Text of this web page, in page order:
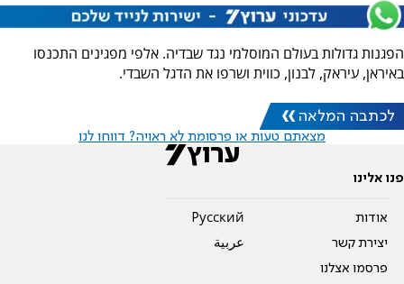
הפגנות גדולות בעולם המוסלמי נגד שבדיה. אלפי מפגינים התכנסו
באיראן, עיראק, לבנון, כווית ושרפו את הדגל השבדי.
לכתבה המלאה
מצאתם טעות או פרסומת לא ראויה? דווחו לנו
פנו אלינו
אודות
יצירת קשר
פרסמו אצלנו
Pусский
عربية